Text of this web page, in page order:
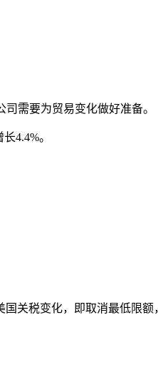
需要为贸易变化做好准备。
4.4%。
关税变化，即取消最低限额